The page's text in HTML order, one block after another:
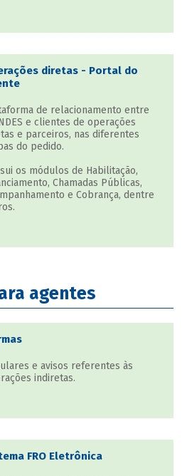
diretas - Portal do
de relacionamento entre
e clientes de operações
e parceiros, nas diferentes
do pedido.
os módulos de Habilitação,
Chamadas Públicas,
e Cobrança, dentre
agentes
e avisos referentes às
indiretas.
FRO Eletrônica